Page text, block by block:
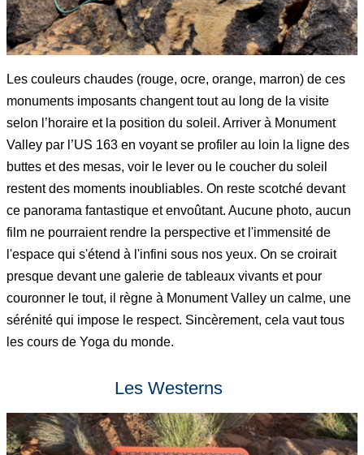
Les couleurs chaudes (rouge, ocre, orange, marron) de ces
monuments imposants changent tout au long de la visite
selon l’horaire et la position du soleil. Arriver à Monument
Valley par l’US 163 en voyant se profiler au loin la ligne des
buttes et des mesas, voir le lever ou le coucher du soleil
restent des moments inoubliables. On reste scotché devant
ce panorama fantastique et envoûtant. Aucune photo, aucun
film ne pourraient rendre la perspective et l'immensité de
l'espace qui s'étend à l'infini sous nos yeux. On se croirait
presque devant une galerie de tableaux vivants et pour
couronner le tout, il règne à Monument Valley un calme, une
sérénité qui impose le respect. Sincèrement, cela vaut tous
les cours de Yoga du monde.
Les Westerns